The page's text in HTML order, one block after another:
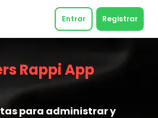
Entrar Registrar
Rappi App
para administrar y